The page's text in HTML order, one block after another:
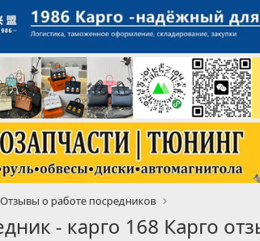
Отзывы о работе посредников
- карго 168 Карго